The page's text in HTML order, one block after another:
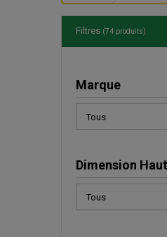
Filtres (74 produits)
Marque
Dimension